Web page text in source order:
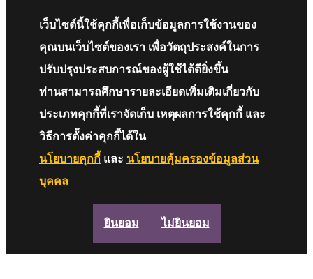
เว็บไซต์นี้ใช้คุกกี้เพื่อเก็บข้อมูลการใช้งานของ
คุณบนเว็บไซต์ของเรา เพื่อวัตถุประสงค์ในการ
ปรับปรุงประสบการณ์ของผู้ใช้ได้ดียิ่งขึ้น
ท่านสามารถศึกษารายละเอียดเพิ่มเติมเกี่ยวกับ
ประเภทคุกกี้ที่เราจัดเก็บ เหตุผลการใช้คุกกี้ และ
วิธีการตั้งค่าคุกกี้ได้ใน
นโยบายคุกกี้ และ นโยบายคุ้มครองข้อมูลส่วน
บุคคล
ยินยอม ไม่ยินยอม